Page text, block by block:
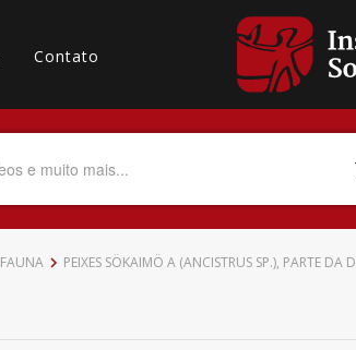
Contato
Até
FAUNA PEIXES SÖKAIMÖ A (ANCISTRUS SP.), PARTE